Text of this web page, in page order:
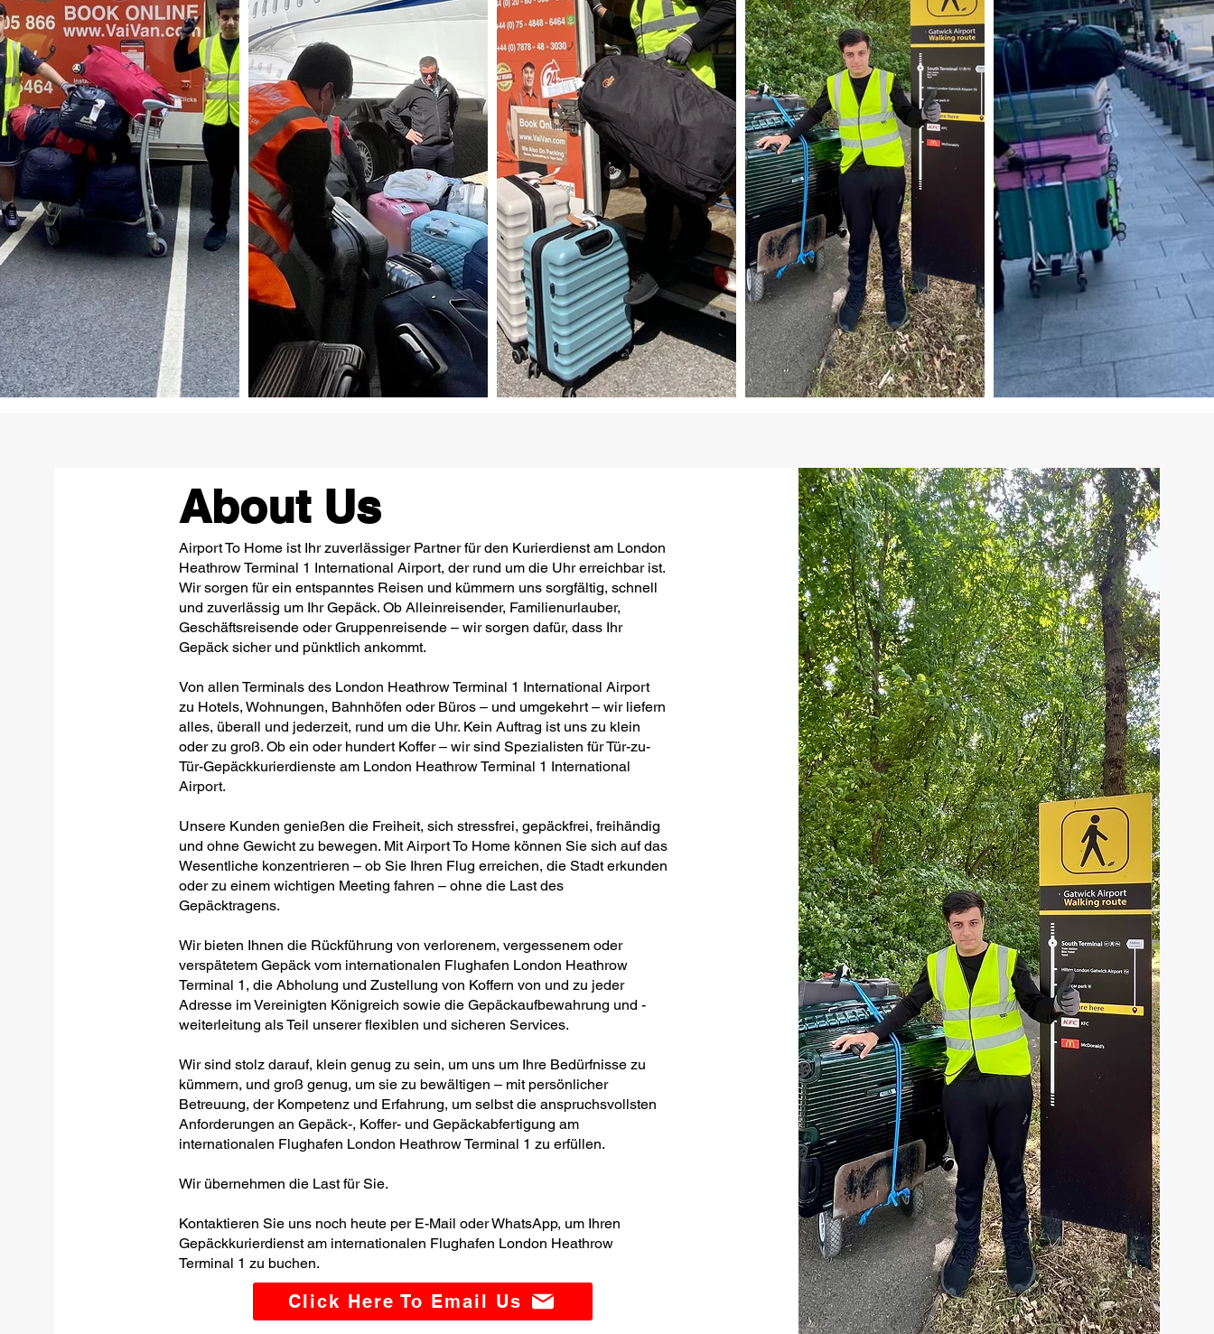
About Us
Airport To Home ist Ihr zuverlässiger Partner für den Kurierdienst am London
Heathrow Terminal 1 International Airport, der rund um die Uhr erreichbar ist.
Wir sorgen für ein entspanntes Reisen und kümmern uns sorgfältig, schnell
und zuverlässig um Ihr Gepäck. Ob Alleinreisender, Familienurlauber,
Geschäftsreisende oder Gruppenreisende – wir sorgen dafür, dass Ihr
Gepäck sicher und pünktlich ankommt.
Von allen Terminals des London Heathrow Terminal 1 International Airport
zu Hotels, Wohnungen, Bahnhöfen oder Büros – und umgekehrt – wir liefern
alles, überall und jederzeit, rund um die Uhr. Kein Auftrag ist uns zu klein
oder zu groß. Ob ein oder hundert Koffer – wir sind Spezialisten für Tür-zu-
Tür-Gepäckkurierdienste am London Heathrow Terminal 1 International
Airport.
Unsere Kunden genießen die Freiheit, sich stressfrei, gepäckfrei, freihändig
und ohne Gewicht zu bewegen. Mit Airport To Home können Sie sich auf das
Wesentliche konzentrieren – ob Sie Ihren Flug erreichen, die Stadt erkunden
oder zu einem wichtigen Meeting fahren – ohne die Last des
Gepäcktragens.
Wir bieten Ihnen die Rückführung von verlorenem, vergessenem oder
verspätetem Gepäck vom internationalen Flughafen London Heathrow
Terminal 1, die Abholung und Zustellung von Koffern von und zu jeder
Adresse im Vereinigten Königreich sowie die Gepäckaufbewahrung und -
weiterleitung als Teil unserer flexiblen und sicheren Services.
Wir sind stolz darauf, klein genug zu sein, um uns um Ihre Bedürfnisse zu
kümmern, und groß genug, um sie zu bewältigen – mit persönlicher
Betreuung, der Kompetenz und Erfahrung, um selbst die anspruchsvollsten
Anforderungen an Gepäck-, Koffer- und Gepäckabfertigung am
internationalen Flughafen London Heathrow Terminal 1 zu erfüllen.
Wir übernehmen die Last für Sie.
Kontaktieren Sie uns noch heute per E-Mail oder WhatsApp, um Ihren
Gepäckkurierdienst am internationalen Flughafen London Heathrow
Terminal 1 zu buchen.
Click Here To Email Us